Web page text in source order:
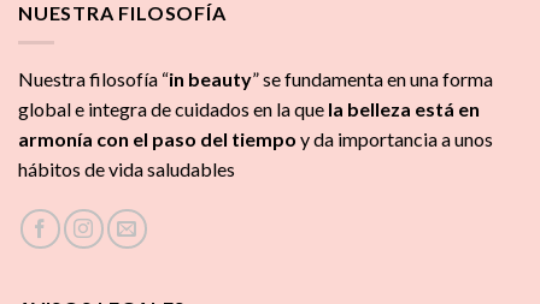
NUESTRA FILOSOFÍA
Nuestra filosofía “in beauty” se fundamenta en una forma
global e integra de cuidados en la que la belleza está en
armonía con el paso del tiempo y da importancia a unos
hábitos de vida saludables